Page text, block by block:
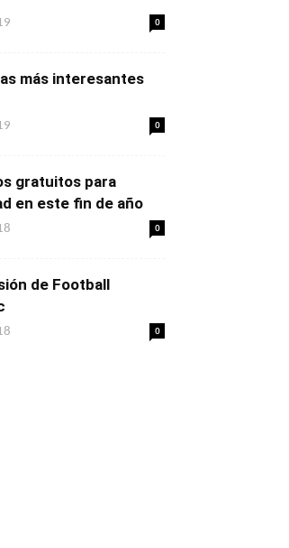
0
más interesantes
0
gratuitos para
en este fin de año
0
de Football
0